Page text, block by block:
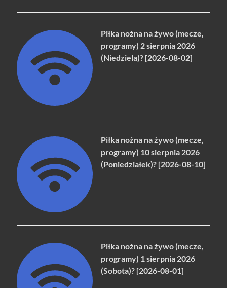
Piłka nożna na żywo (mecze,
programy) 2 sierpnia 2026
(Niedziela)? [2026-08-02]
Piłka nożna na żywo (mecze,
programy) 10 sierpnia 2026
(Poniedziałek)? [2026-08-10]
Piłka nożna na żywo (mecze,
programy) 1 sierpnia 2026
(Sobota)? [2026-08-01]